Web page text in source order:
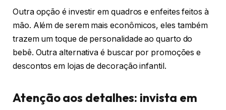
Outra opção é investir em quadros e enfeites feitos à
mão. Além de serem mais econômicos, eles também
trazem um toque de personalidade ao quarto do
bebê. Outra alternativa é buscar por promoções e
descontos em lojas de decoração infantil.
Atenção aos detalhes: invista em